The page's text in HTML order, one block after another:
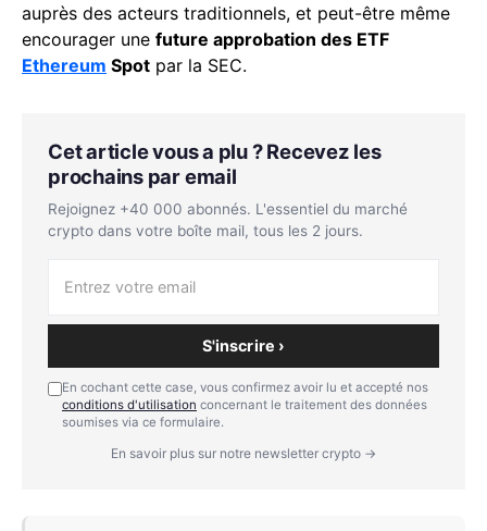
auprès des acteurs traditionnels, et peut-être même
encourager une future approbation des ETF
Ethereum Spot par la SEC.
Cet article vous a plu ? Recevez les
prochains par email
Rejoignez +40 000 abonnés. L'essentiel du marché
crypto dans votre boîte mail, tous les 2 jours.
S'inscrire ›
En cochant cette case, vous confirmez avoir lu et accepté nos
conditions d'utilisation concernant le traitement des données
soumises via ce formulaire.
En savoir plus sur notre newsletter crypto →